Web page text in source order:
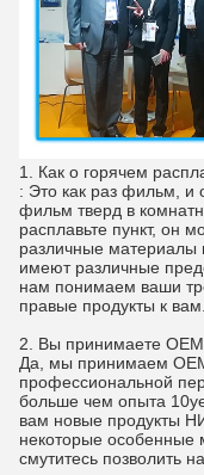
1. Как о горячем
: Это как раз фильм, и
фильм тверд в
расплавьте пункт, он
различные материалы
имеют различные
нам понимаем ваши
правые продукты к вам.
2. Вы принимаете
Да, мы принимаем
профессиональной
больше чем опыта
вам новые продукты
некоторые особенные
смутитесь позволить